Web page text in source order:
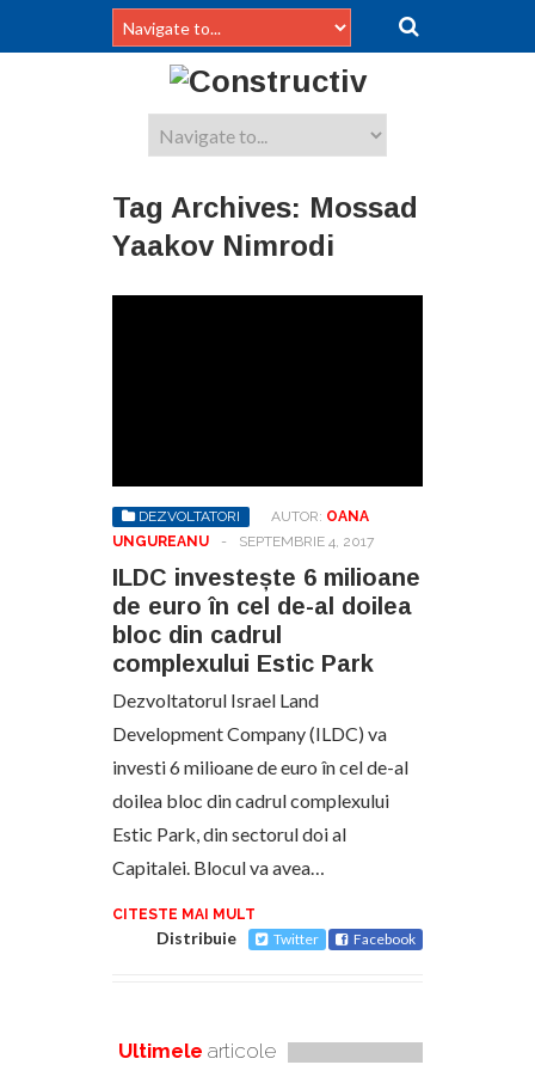
Tag Archives: Mossad
Yaakov Nimrodi
DEZVOLTATORI AUTOR: OANA
UNGUREANU
- SEPTEMBRIE 4, 2017
ILDC investește 6 milioane
de euro în cel de-al doilea
bloc din cadrul
complexului Estic Park
Dezvoltatorul Israel Land
Development Company (ILDC) va
investi 6 milioane de euro în cel de-al
doilea bloc din cadrul complexului
Estic Park, din sectorul doi al
Capitalei. Blocul va avea…
CITESTE MAI MULT
Distribuie Twitter Facebook
Ultimele articole